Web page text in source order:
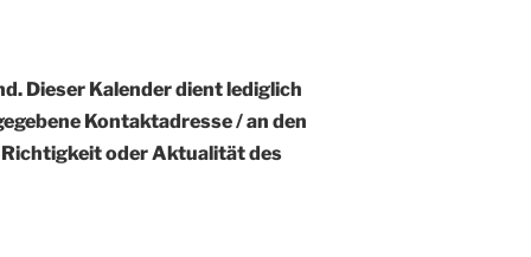
Dieser Kalender dient lediglich
Kontaktadresse / an den
oder Aktualität des